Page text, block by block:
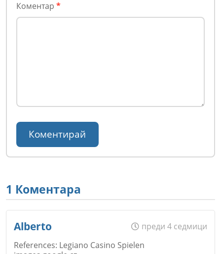
Коментар *
1 Коментара
Alberto
преди 4 седмици
References: Legiano Casino Spielen